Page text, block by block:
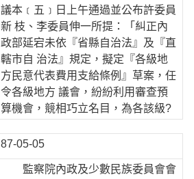
議本﹝五﹞日上午通過並公布許委員
新 枝、李委員伸一所提：「糾正內
政部延宕未依『省縣自治法』及『直
轄市自 治法』規定，擬定『各級地
方民意代表費用支給條例』草案，任
令各級地方 議會，紛紛利用審查預
算機會，競相巧立名目，為各該級?
87-05-05
監察院內政及少數民族委員會會